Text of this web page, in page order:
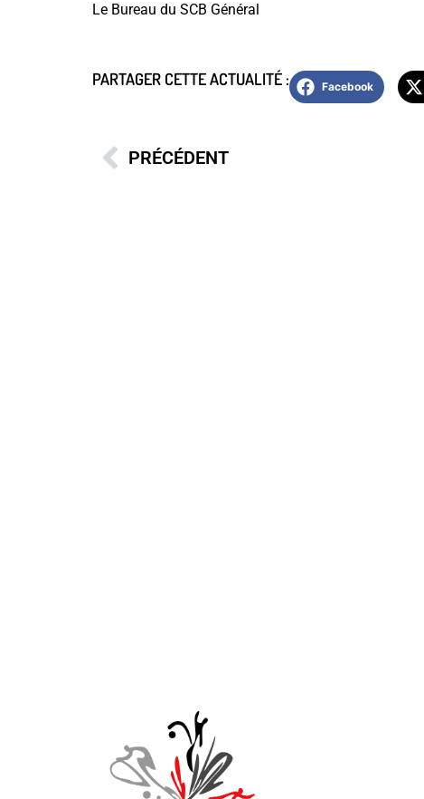
Le Bureau du SCB Général
PARTAGER CETTE ACTUALITÉ : Facebook
PRÉCÉDENT